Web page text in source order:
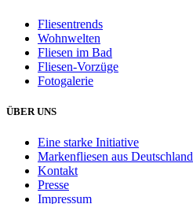
Fliesentrends
Wohnwelten
Fliesen im Bad
Fliesen-Vorzüge
Fotogalerie
ÜBER UNS
Eine starke Initiative
Markenfliesen aus Deutschland
Kontakt
Presse
Impressum